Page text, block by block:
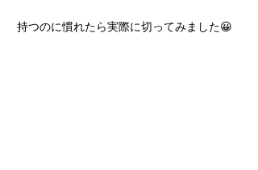
持つのに慣れたら実際に切ってみました😀